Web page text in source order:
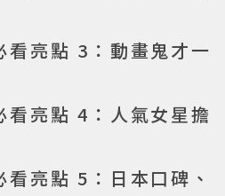
亮點 3：動畫鬼才一
亮點 4：人氣女星擔
亮點 5：日本口碑、